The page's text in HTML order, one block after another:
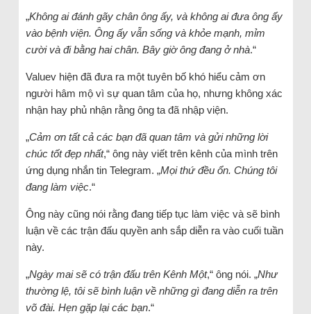
„Không ai đánh gãy chân ông ấy, và không ai đưa ông ấy
vào bệnh viện. Ông ấy vẫn sống và khỏe mạnh, mỉm
cười và đi bằng hai chân. Bây giờ ông đang ở nhà.“
Valuev hiện đã đưa ra một tuyên bố khó hiểu cảm ơn
người hâm mộ vì sự quan tâm của họ, nhưng không xác
nhận hay phủ nhận rằng ông ta đã nhập viện.
„Cảm ơn tất cả các bạn đã quan tâm và gửi những lời
chúc tốt đẹp nhất,“ ông này viết trên kênh của mình trên
ứng dụng nhắn tin Telegram. „Mọi thứ đều ổn. Chúng tôi
đang làm việc.“
Ông này cũng nói rằng đang tiếp tục làm việc và sẽ bình
luận về các trận đấu quyền anh sắp diễn ra vào cuối tuần
này.
„Ngày mai sẽ có trận đấu trên Kênh Một,“ ông nói. „Như
thường lệ, tôi sẽ bình luận về những gì đang diễn ra trên
võ đài. Hẹn gặp lại các bạn.“